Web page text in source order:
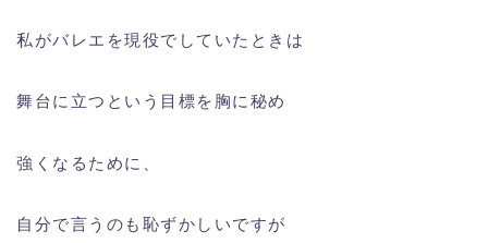
私がバレエを現役でしていたときは
舞台に立つという目標を胸に秘め
強くなるために、
自分で言うのも恥ずかしいですが